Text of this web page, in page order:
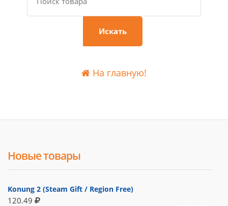
Искать
На главную!
Новые товары
Konung 2 (Steam Gift / Region Free)
120.49